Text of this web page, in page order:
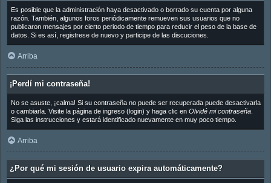
Es posible que la administración haya desactivado o borrado su cuenta por alguna
razón. También, algunos foros periódicamente remueven sus usuarios que no
publicaron mensajes por cierto periodo de tiempo para reducir el peso de la base de
datos. Si es así, registrese de nuevo y participe de las discuciones.
Arriba
¡Perdí mi contraseña!
No se asuste, ¡calma! Si su contraseña no puede ser recuperada puede desactivarla
o cambiarla. Visite la página de ingreso (login) y haga clic en Olvidé mi contraseña.
Siga las instrucciones y estará identificado nuevamente en muy poco tiempo.
Arriba
¿Por qué mi sesión de usuario expira automáticamente?